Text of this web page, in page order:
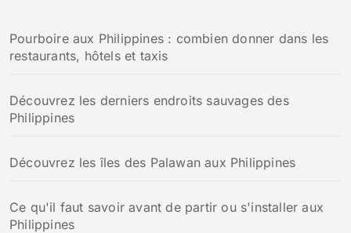
Pourboire aux Philippines : combien donner dans les
restaurants, hôtels et taxis
Découvrez les derniers endroits sauvages des
Philippines
Découvrez les îles des Palawan aux Philippines
Ce qu'il faut savoir avant de partir ou s'installer aux
Philippines